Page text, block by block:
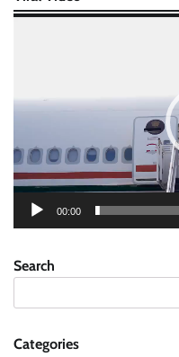
00:00
Search
Categories